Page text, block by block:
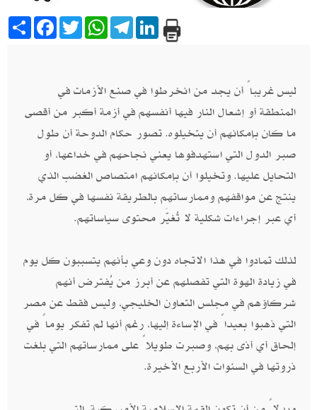
Share Facebook
TwitterWhatsAppTelegramLinkedIn
ليس غريباً أن يجد من انخرطوا في صنع الأزمات في
المنطقة أو إشعال النار فيها أنفسهم في أزمة أكبر من أقصى
ما كان بإمكانهم أن يتخيلوه. تصور حكام الدوحة أن طول
صبر الدول التي استهدفوها يعني نجاحهم في خداعها، أو
التحايل عليها. وتخيلوا أن بإمكانهم امتصاص الغضب الذي
ينتج عن مواقفهم وممارساتهم بالطريقة نفسها في كل مرة،
أي عبر إجراءات شكلية لا تُغيَّر محتوى سياساتهم.
لذلك تمادوا في هذا الاتجاه دون وعي بأنهم يتسببون كل يوم
في زيادة الهوة التي تفصلهم عن أبرز من يُفترض أنهم
شركاؤهم في مجلس التعاون الخليجي، وليس فقط عن مصر
التي ذهبوا بعيداً في الإساءة إليها، رغم أنها لم تفكر يوماً في
إلحاق أي أذى بهم، وصبرت طويلاً على ممارساتهم التي بلغت
ذروتها في السنوات الأربع الأخيرة.